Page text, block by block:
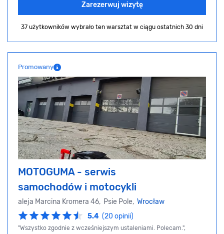
Zarezerwuj wizytę
37 użytkowników wybrało ten warsztat w ciągu ostatnich 30 dni
Promowany
MOTOGUMA - serwis
samochodów i motocykli
aleja Marcina Kromera 46, Psie Pole, Wrocław
5.4 (20 opinii)
"Wszystko zgodnie z wcześniejszym ustaleniami. Polecam.",